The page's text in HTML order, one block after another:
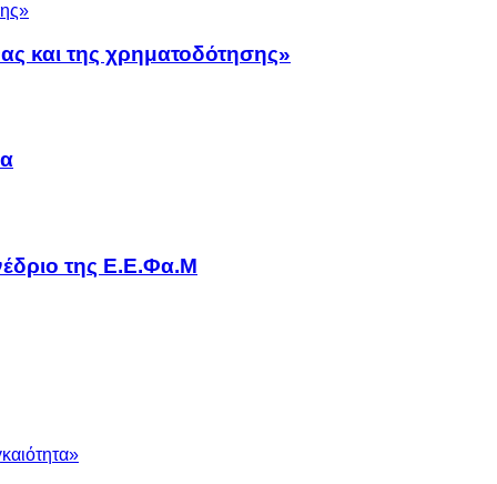
και της χρηματοδότησης»
της Ε.Ε.Φα.Μ